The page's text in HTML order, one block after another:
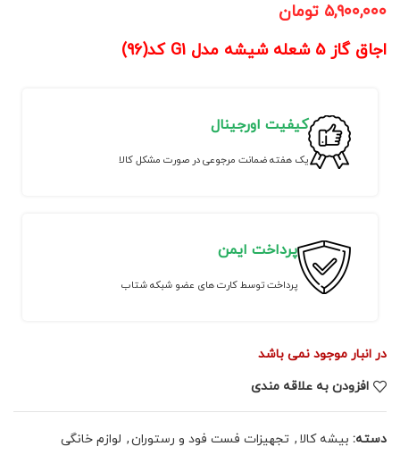
۵,۹۰۰,۰۰۰ تومان
اجاق گاز 5 شعله شیشه مدل G1 کد(96)
کیفیت اورجینال
یک هفته ضمانت مرجوعی در صورت مشکل کالا
پرداخت ایمن
پرداخت توسط کارت های عضو شبکه شتاب
در انبار موجود نمی باشد
افزودن به علاقه مندی
دسته: بیشه کالا , تجهیزات فست فود و رستوران, لوازم خانگی